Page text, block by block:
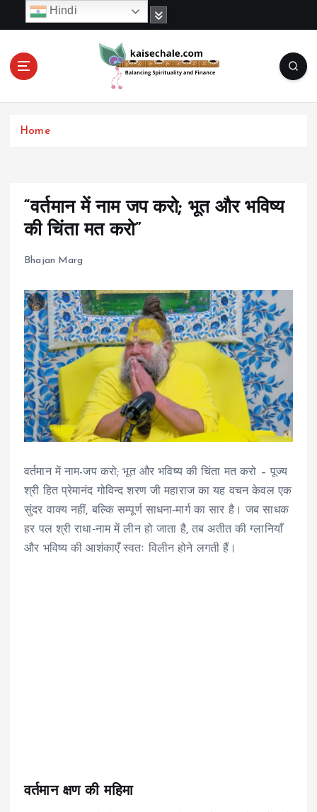
c
Home
“वर्तमान में नाम जप करो; भूत और भविष्य
की चिंता मत करो”
Bhajan Marg
वर्तमान में नाम-जप करो; भूत और भविष्य की चिंता मत करो – पूज्य
श्री हित प्रेमानंद गोविन्द शरण जी महाराज का यह वचन केवल एक
सुंदर वाक्य नहीं, बल्कि सम्पूर्ण साधना‑मार्ग का सार है। जब साधक
हर पल श्री राधा‑नाम में लीन हो जाता है, तब अतीत की ग्लानियाँ
और भविष्य की आशंकाएँ स्वतः विलीन होने लगती हैं।
वर्तमान क्षण की महिमा
Hindi